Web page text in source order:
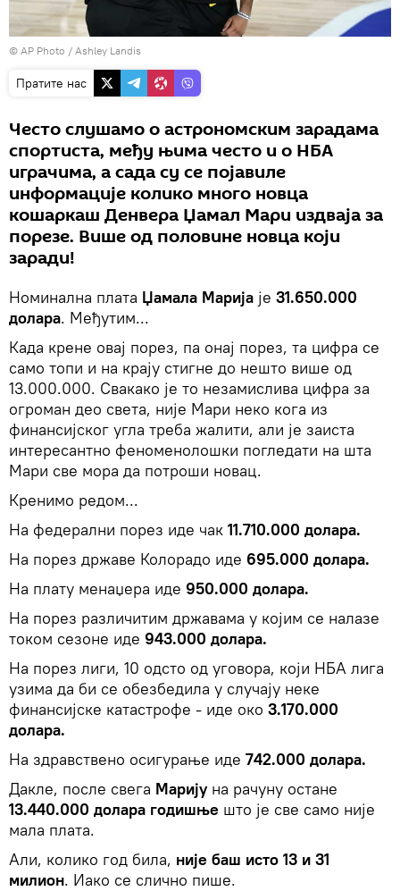
© AP Photo / Ashley Landis
Пратите нас
Често слушамо о астрономским зарадама
спортиста, међу њима често и о НБА
играчима, а сада су се појавиле
информације колико много новца
кошаркаш Денвера Џамал Мари издваја за
порезе. Више од половине новца који
заради!
Номинална плата Џамала Марија је 31.650.000
долара. Међутим...
Када крене овај порез, па онај порез, та цифра се
само топи и на крају стигне до нешто више од
13.000.000. Свакако је то незамислива цифра за
огроман део света, није Мари неко кога из
финансијског угла треба жалити, али је заиста
интересантно феноменолошки погледати на шта
Мари све мора да потроши новац.
Кренимо редом...
На федерални порез иде чак 11.710.000 долара.
На порез државе Колорадо иде 695.000 долара.
На плату менаџера иде 950.000 долара.
На порез различитим државама у којим се налазе
током сезоне иде 943.000 долара.
На порез лиги, 10 одсто од уговора, који НБА лига
узима да би се обезбедила у случају неке
финансијске катастрофе - иде око 3.170.000
долара.
На здравствено осигурање иде 742.000 долара.
Дакле, после свега Марију на рачуну остане
13.440.000 долара годишње што је све само није
мала плата.
Али, колико год била, није баш исто 13 и 31
милион. Иако се слично пише.